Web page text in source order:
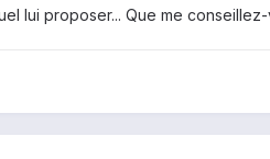
lui proposer... Que me conseillez-